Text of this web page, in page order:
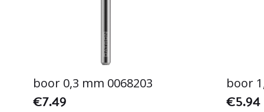
boor 0,3 mm 0068203
€7.49
boor
€5.94